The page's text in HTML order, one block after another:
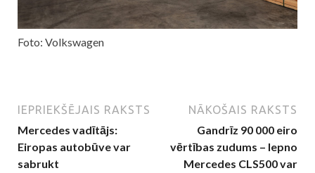
Foto: Volkswagen
IEPRIEKŠĒJAIS RAKSTS
Mercedes vadītājs:
Eiropas autobūve var
sabrukt
NĀKOŠAIS RAKSTS
Gandrīz 90 000 eiro
vērtības zudums – lepno
Mercedes CLS500 var